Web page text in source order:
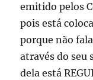
emitido pelos
pois está
porque não
através do seu
dela está